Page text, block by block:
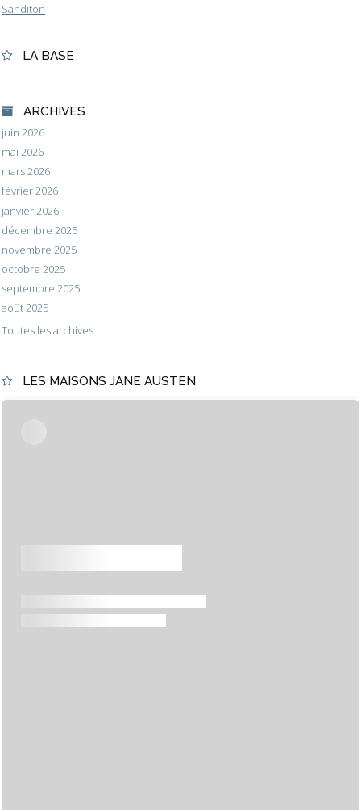
Sanditon
LA BASE
ARCHIVES
juin 2026
mai 2026
mars 2026
février 2026
janvier 2026
décembre 2025
novembre 2025
octobre 2025
septembre 2025
août 2025
Toutes les archives
LES MAISONS JANE AUSTEN